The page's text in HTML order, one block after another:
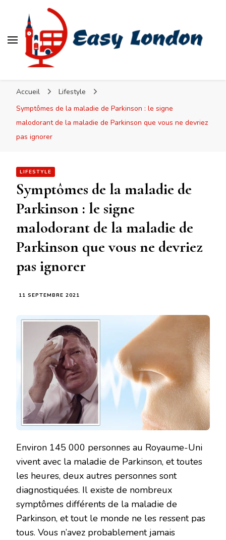
Accueil
Lifestyle
Symptômes de la maladie de Parkinson : le signe
malodorant de la maladie de Parkinson que vous ne devriez
pas ignorer
LIFESTYLE
Symptômes de la maladie de
Parkinson : le signe
malodorant de la maladie de
Parkinson que vous ne devriez
pas ignorer
11 SEPTEMBRE 2021
Environ 145 000 personnes au Royaume-Uni
vivent avec la maladie de Parkinson, et toutes
les heures, deux autres personnes sont
diagnostiquées. Il existe de nombreux
symptômes différents de la maladie de
Parkinson, et tout le monde ne les ressent pas
tous. Vous n’avez probablement jamais